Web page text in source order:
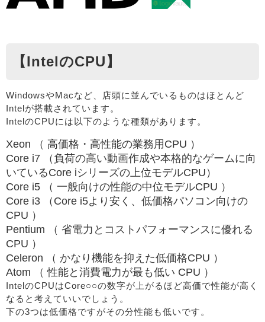
【IntelのCPU】
WindowsやMacなど、店頭に並んでいるものはほとんど
Intelが搭載されています。
IntelのCPUには以下のような種類があります。
Xeon （ 高価格・高性能の業務用CPU ）
Core i7 （負荷の高い動画作成や本格的なゲームに向
いているCore iシリーズの上位モデルCPU）
Core i5 （ 一般向けの性能の中位モデルCPU ）
Core i3 （Core i5より安く、低価格パソコン向けの
CPU ）
Pentium （ 省電力とコストパフォーマンスに優れる
CPU ）
Celeron （ かなり機能を抑えた低価格CPU ）
Atom （ 性能と消費電力が最も低い CPU ）
IntelのCPUはCore○○の数字が上がるほど高価で性能が高く
なると考えていいでしょう。
下の3つは低価格ですがその分性能も低いです。